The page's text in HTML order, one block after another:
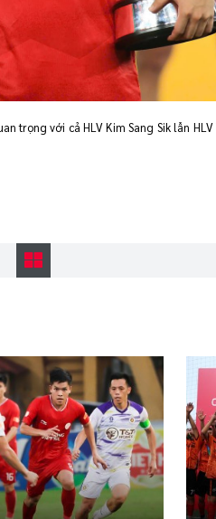
với cả HLV Kim Sang Sik lẫn HLV